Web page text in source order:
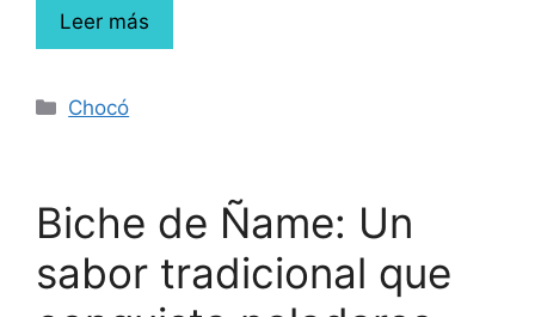
Leer más
Chocó
Biche de Ñame: Un
sabor tradicional que